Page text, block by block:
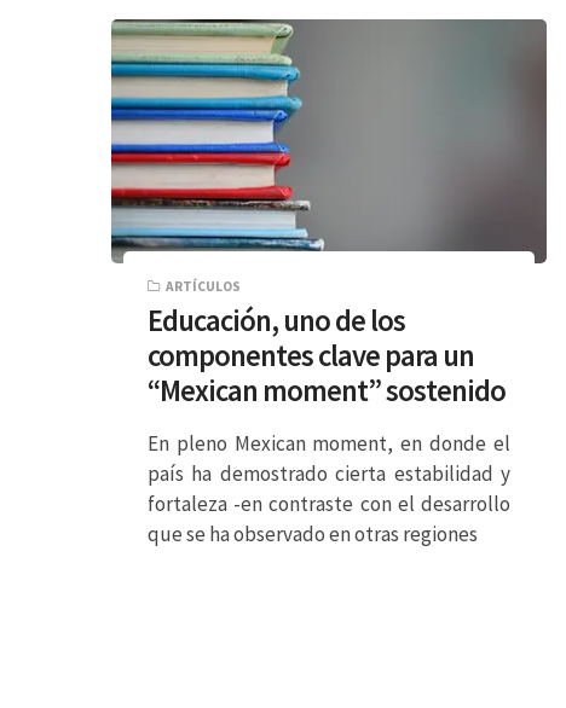
ARTÍCULOS
Educación, uno de los
componentes clave para un
“Mexican moment” sostenido
En pleno Mexican moment, en donde el
país ha demostrado cierta estabilidad y
fortaleza -en contraste con el desarrollo
que se ha observado en otras regiones